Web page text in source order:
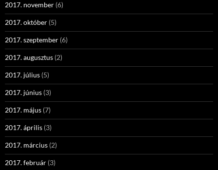
2017. november (6)
2017. október (5)
2017. szeptember (6)
2017. augusztus (2)
2017. július (5)
2017. június (3)
2017. május (7)
2017. április (3)
2017. március (2)
2017. február (3)